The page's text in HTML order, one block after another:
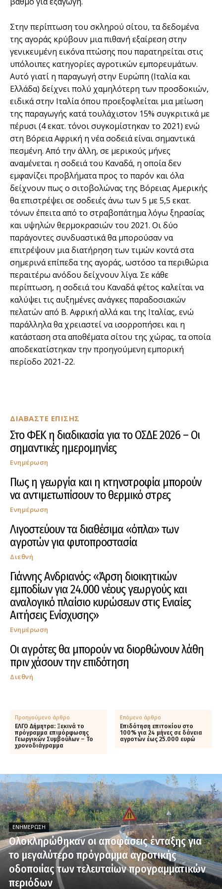
ΔΙΑΒΑΣΤΕ ΕΠΙΣΗΣ
Στο ΦΕΚ η διαδικασία για το ΟΣΔΕ 2026 – Οι
σημαντικές ημερομηνίες
Ενημέρωση
Πως η γεωργία και η κτηνοτροφία μπορούν
να αντιμετωπίσουν το θερμικό στρες
Ενημέρωση
Λιγοστεύουν τα διαθέσιμα «όπλα» των
αγροτών για φυτοπροστασία
Διεθνή
Γιάννης Ανδριανός: «Άρση διοικητικών
εμποδίων για 24.000 νέους γεωργούς και
αναλογικό πλαίσιο κυρώσεων στις Ενιαίες
Αιτήσεις Ενίσχυσης»
Ενημέρωση
Οι αγρότες θα μπορούν να διορθώνουν λάθη
πριν χάσουν την επιδότηση
Διεθνή
Στην περίπτωση του σκληρού σίτου, τα δεδομένα
της αγοράς κρύβουν μια πιθανή εξαίρεση στην
γενικευμένη εικόνα πτώσης που παρατηρείται στις
υπόλοιπες κατηγορίες αγροτικών εμπορευμάτων.
Αυτό γιατί η παραγωγή στην Ευρώπη (Ιταλία και
Ελλάδα) δείχνει πολύ χαμηλότερη των προσδοκιών,
ειδικά στην Ιταλία όπου προεξοφλείται μια μείωση
της παραγωγής κατά τουλάχιστον 15% συγκριτικά με
πέρυσι (4 εκατ. τόνοι συγκομίστηκαν το 2021) ενώ
στη Βόρεια Αφρική η νέα σοδειά είναι σημαντικά
πεσμένη. Από την άλλη, σε μερικούς μήνες
αναμένεται η σοδειά του Καναδά, η οποία δεν
εμφανίζει προβλήματα προς το παρόν και όλα
δείχνουν πως ο σιτοβολώνας της Βόρειας Αμερικής
θα επιστρέψει σε σοδειές άνω των 5 με 5,5 εκατ.
τόνων έπειτα από το στραβοπάτημα λόγω ξηρασίας
και υψηλών θερμοκρασιών του 2021. Οι δύο
παράγοντες συνδυαστικά θα μπορούσαν να
επιτρέψουν μια διατήρηση των τιμών κοντά στα
σημερινά επίπεδα της αγοράς, ωστόσο τα περιθώρια
περαιτέρω ανόδου δείχνουν λίγα. Σε κάθε
περίπτωση, η σοδειά του Καναδά φέτος καλείται να
καλύψει τις αυξημένες ανάγκες παραδοσιακών
πελατών από Β. Αφρική αλλά και της Ιταλίας, ενώ
παράλληλα θα χρειαστεί να ισορροπήσει και η
κατάσταση στα αποθέματα σίτου της χώρας, τα οποία
αποδεκατίστηκαν την προηγούμενη εμπορική
περίοδο 2021-22.
Προηγούμενο άρθρο
ΕΛΓΟ Δήμητρα: Ξεκινά το
πρόγραμμα επιμόρφωσης
Γεωργικών Συμβούλων – Το
χρονοδιάγραμμα
Επόμενο άρθρο
Επιδότηση επιτοκίου στο
100% για 24 μήνες σε δάνεια
αγροτών έως 25.000 ευρώ
ΕΝΗΜΈΡΩΣΗ
Ολοκληρώθηκαν οι αποφάσεις ένταξης για
το μεγαλύτερο πρόγραμμα αγροτικής
οδοποιίας των τελευταίων προγραμματικών
περιόδων